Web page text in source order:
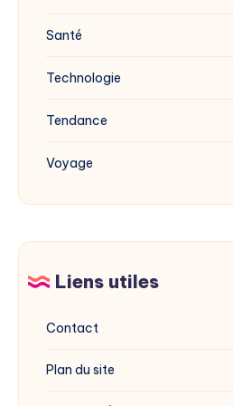
Santé
Technologie
Tendance
Voyage
Liens utiles
Contact
Plan du site